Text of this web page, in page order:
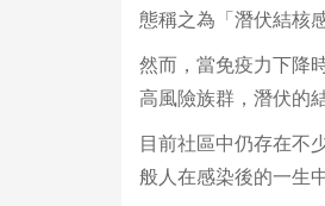
態稱之為「潛伏結核
然而，當免疫力下降
高風險族群，潛伏的
目前社區中仍存在不
般人在感染後的一生